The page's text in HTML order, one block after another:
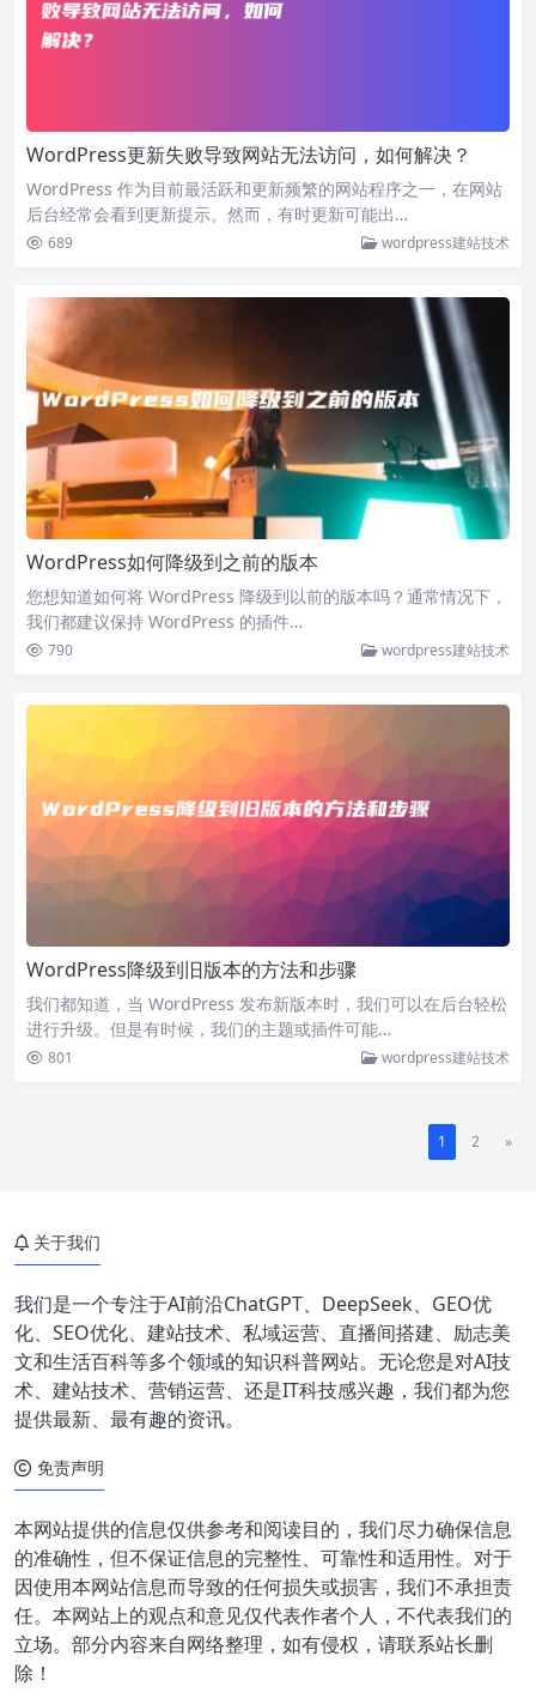
WordPress更新失败导致网站无法访问，如何解决？
WordPress 作为目前最活跃和更新频繁的网站程序之一，在网站
后台经常会看到更新提示。然而，有时更新可能出…
689 wordpress建站技术
WordPress如何降级到之前的版本
您想知道如何将 WordPress 降级到以前的版本吗？通常情况下，
我们都建议保持 WordPress 的插件…
790 wordpress建站技术
WordPress降级到旧版本的方法和步骤
我们都知道，当 WordPress 发布新版本时，我们可以在后台轻松
进行升级。但是有时候，我们的主题或插件可能…
801 wordpress建站技术
1 2 »
关于我们
我们是一个专注于AI前沿ChatGPT、DeepSeek、GEO优
化、SEO优化、建站技术、私域运营、直播间搭建、励志美
文和生活百科等多个领域的知识科普网站。无论您是对AI技
术、建站技术、营销运营、还是IT科技感兴趣，我们都为您
提供最新、最有趣的资讯。
免责声明
本网站提供的信息仅供参考和阅读目的，我们尽力确保信息
的准确性，但不保证信息的完整性、可靠性和适用性。对于
因使用本网站信息而导致的任何损失或损害，我们不承担责
任。本网站上的观点和意见仅代表作者个人，不代表我们的
立场。部分内容来自网络整理，如有侵权，请联系站长删
除！